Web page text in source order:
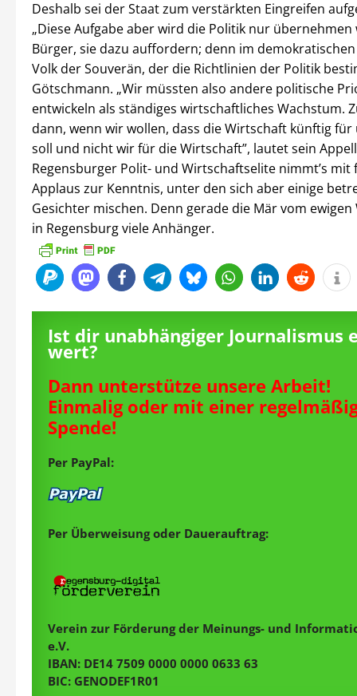
Deshalb sei der Staat zum verstärkten Eingreifen
„Diese Aufgabe aber wird die Politik nur übernehmen
Bürger, sie dazu auffordern; denn im
Volk der Souverän, der die Richtlinien der Politik
Götschmann. „Wir müssten also andere politische
entwickeln als ständiges wirtschaftliches Wachstum.
dann, wenn wir wollen, dass die Wirtschaft künftig für
soll und nicht wir für die Wirtschaft”, lautet sein
Regensburger Polit- und Wirtschaftselite nimmt’s
Applaus zur Kenntnis, unter den sich aber einige
Gesichter mischen. Denn gerade die Mär vom
in Regensburg viele Anhänger.
Ist dir unabhängiger Journalismus
wert?
Dann unterstütze unsere Arbeit!
Einmalig oder mit einer
Spende!
Per PayPal:
Per Überweisung oder Dauerauftrag:
Verein zur Förderung der Meinungs- und
e.V.
IBAN: DE14 7509 0000 0000 0633 63
BIC: GENODEF1R01